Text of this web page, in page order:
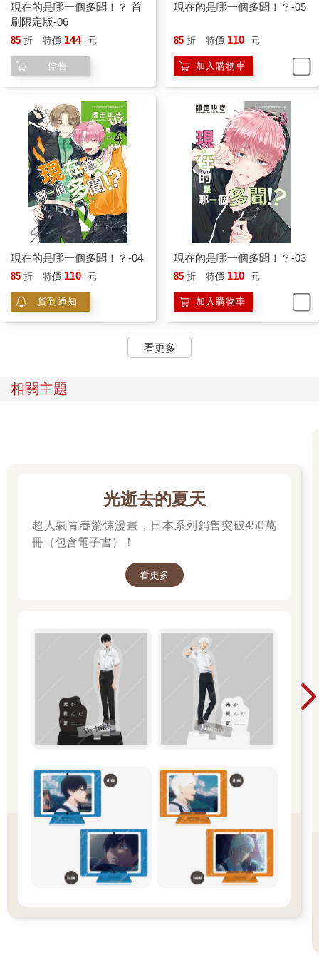
現在的是哪一個多聞！？ 首
刷限定版-06
85 折 特價 144 元
停售
現在的是哪一個多聞！？-05
85 折 特價 110 元
加入購物車
現在的是哪一個多聞！？-04
85 折 特價 110 元
貨到通知
現在的是哪一個多聞！？-03
85 折 特價 110 元
加入購物車
看更多
相關主題
光逝去的夏天
超人氣青春驚悚漫畫，日本系列銷售突破450萬
冊（包含電子書）！
看更多